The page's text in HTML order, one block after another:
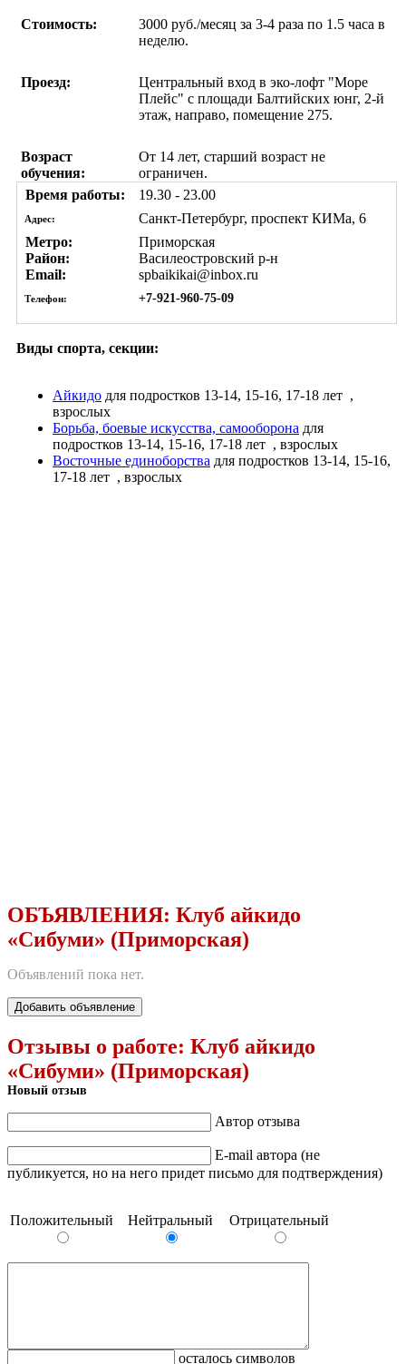
Стоимость:
3000 руб./месяц за 3-4 раза по 1.5 часа в
неделю.
Проезд:
Центральный вход в эко-лофт "Море
Плейс" с площади Балтийских юнг, 2-й
этаж, направо, помещение 275.
Возраст
обучения:
От 14 лет, старший возраст не
ограничен.
Время работы:
19.30 - 23.00
Адрес:
Санкт-Петербург, проспект КИМа, 6
Метро:
Приморская
Район:
Василеостровский р-н
Email:
spbaikikai@inbox.ru
Телефон: +7-921-960-75-09
Виды спорта, секции:
Айкидо для подростков 13-14, 15-16, 17-18 лет ,
взрослых
Борьба, боевые искусства, самооборона для
подростков 13-14, 15-16, 17-18 лет , взрослых
Восточные единоборства для подростков 13-14, 15-16,
17-18 лет , взрослых
ОБЪЯВЛЕНИЯ: Клуб айкидо
«Сибуми» (Приморская)
Объявлений пока нет.
Добавить объявление
Отзывы о работе: Клуб айкидо
«Сибуми» (Приморская)
Новый отзыв
Автор отзыва
E-mail автора (не
публикуется, но на него придет письмо для подтверждения)
Положительный Нейтральный Отрицательный
осталось символов